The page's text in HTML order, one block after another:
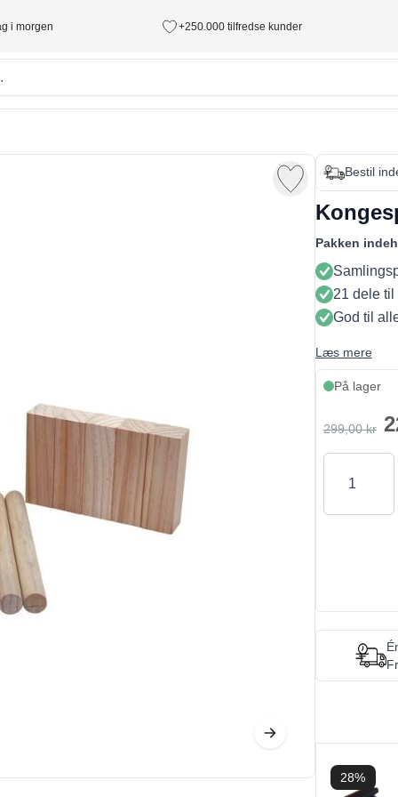
i morgen +250.000 tilfredse kunder
Bestil
Pakken
21 dele til
God til
Læs mere
På lager
299,00 kr
Antal
28%